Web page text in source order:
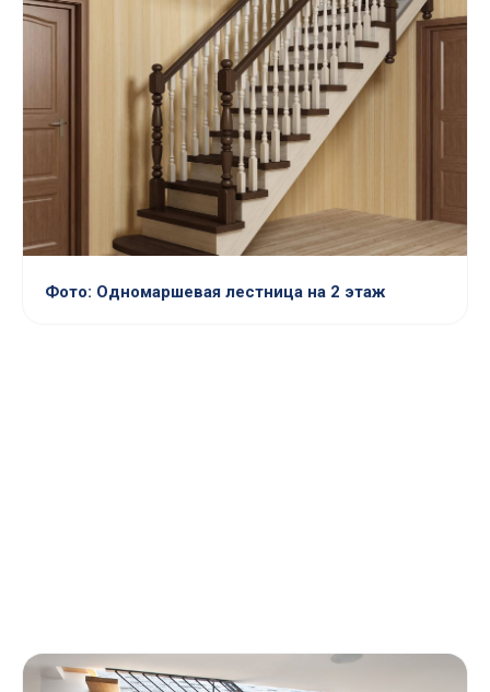
Фото: Одномаршевая лестница на 2 этаж